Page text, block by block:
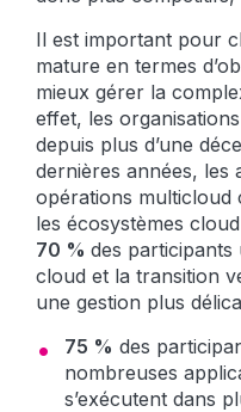
Il est important pour
mature en termes
mieux gérer la
effet, les
depuis plus d’une
dernières années, les
opérations multicloud
les écosystèmes
70 % des participants
cloud et la transition
une gestion plus
75 % des
nombreuses
s’exécutent dans